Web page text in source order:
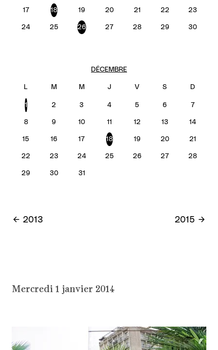
17 18 19 20 21 22 23
24 25 26 27 28 29 30
DÉCEMBRE
1 2 3 4 5 6 7
8 9 10 11 12 13 14
15 16 17 18 19 20 21
22 23 24 25 26 27 28
29 30 31
2013 2015
Mercredi 1 janvier 2014